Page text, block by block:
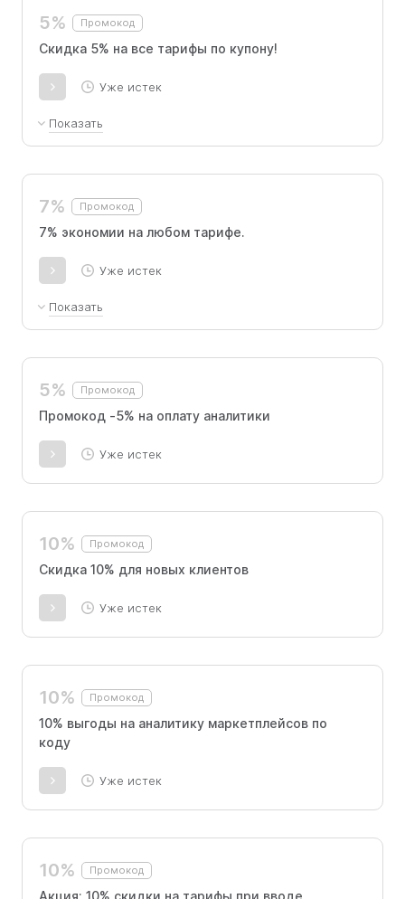
5% Промокод
Скидка 5% на все тарифы по купону!
Уже истек
Показать
тарифа для новых пользователей.
7% Промокод
7% экономии на любом тарифе.
Уже истек
Показать
любого тарифа для новых клиентов".
5% Промокод
Промокод -5% на оплату аналитики
Уже истек
10% Промокод
Скидка 10% для новых клиентов
Уже истек
10% Промокод
10% выгоды на аналитику маркетплейсов по
коду
Уже истек
10% Промокод
Акция: 10% скидки на тарифы при вводе